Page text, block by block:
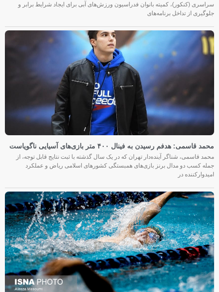
سراسری (کنکور)، کمیته بانوان فدراسیون ورزش‌های آبی برای ایجاد شرایط برابر و
جلوگیری از تداخل برنامه‌های
محمد قاسمی: هدفم رسیدن به فینال ۴۰۰ متر بازی‌های آسیایی ناگویاست
محمد قاسمی، شناگر آینده‌دار تهران که در یک سال گذشته با ثبت نتایج قابل توجه، از
جمله کسب دو مدال برنز بازی‌های همبستگی کشورهای اسلامی ریاض و عملکرد
امیدوارکننده در